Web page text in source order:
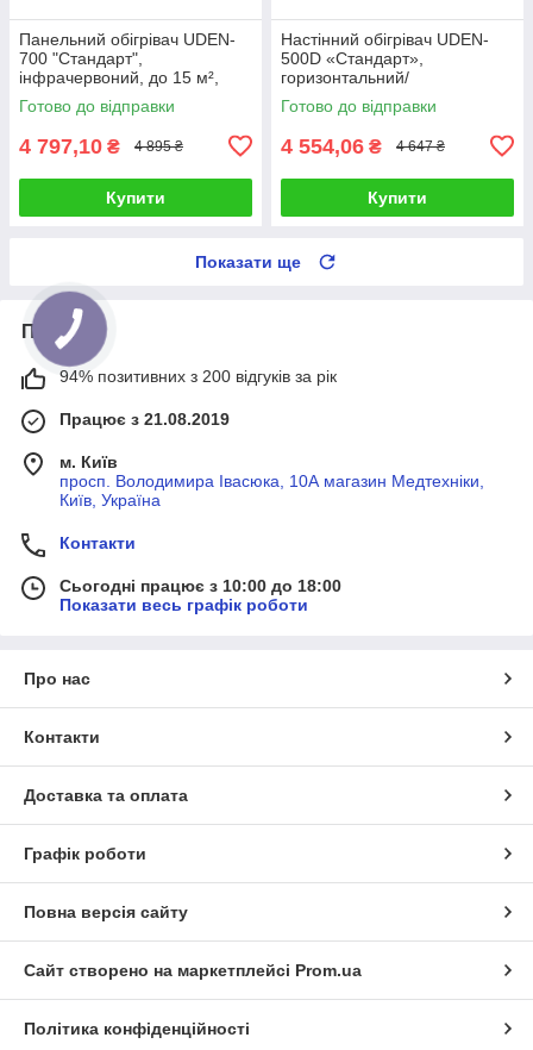
Панельний обігрівач UDEN-
700 "Стандарт",
інфрачервоний, до 15 м²,
настінний, без кабелю
Готово до відправки
4 797,10 ₴ 4 895 ₴
Купити
Настінний обігрівач UDEN-
500D «Стандарт»,
горизонтальний/
вертикальний монтаж
Готово до відправки
4 554,06 ₴ 4 647 ₴
Купити
Показати ще
Про нас
94% позитивних з 200 відгуків за рік
Працює з 21.08.2019
м. Київ
просп. Володимира Івасюка, 10А магазин Медтехніки,
Київ, Україна
Контакти
Сьогодні працює з 10:00 до 18:00
Показати весь графік роботи
Про нас
Контакти
Доставка та оплата
Графік роботи
Повна версія сайту
Сайт створено на маркетплейсі Prom.ua
Політика конфіденційності